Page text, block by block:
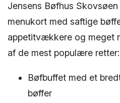
Jensens Bøfhus
menukort med saftige
appetitvækkere og meget
af de mest populære retter:
Bøfbuffet med et
bøffer